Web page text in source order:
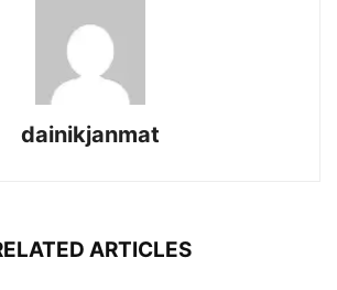
dainikjanmat
ARTICLES